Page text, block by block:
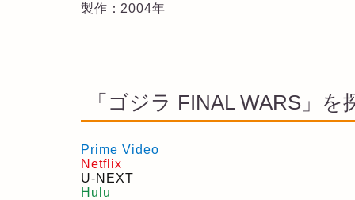
製作：2004年
「ゴジラ FINAL WARS」を
Prime Video
Netflix
U-NEXT
Hulu